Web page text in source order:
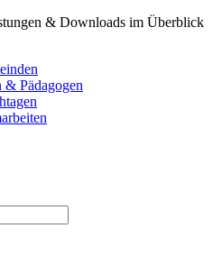
& Downloads im Überblick
& Pädagogen